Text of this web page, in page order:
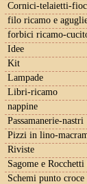
Cornici-telaietti-
filo ricamo e
forbici ricamo-
Idee
Kit
Lampade
Libri-ricamo
nappine
Passamanerie-nastri
Pizzi in lino-
Riviste
Sagome e Rocchetti
Schemi punto croce